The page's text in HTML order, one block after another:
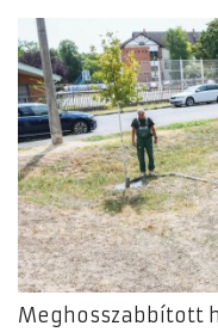
Meghosszabbított